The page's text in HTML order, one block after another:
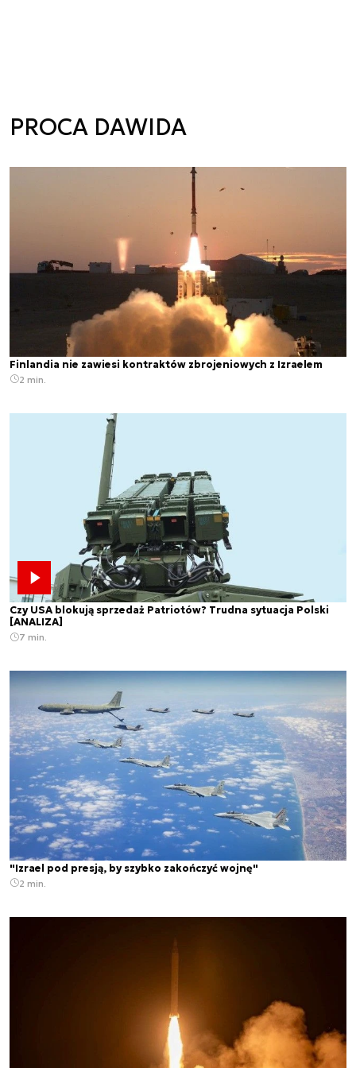
PROCA DAWIDA
Finlandia nie zawiesi kontraktów zbrojeniowych z Izraelem
2 min.
Czy USA blokują sprzedaż Patriotów? Trudna sytuacja Polski
[ANALIZA]
7 min.
"Izrael pod presją, by szybko zakończyć wojnę"
2 min.